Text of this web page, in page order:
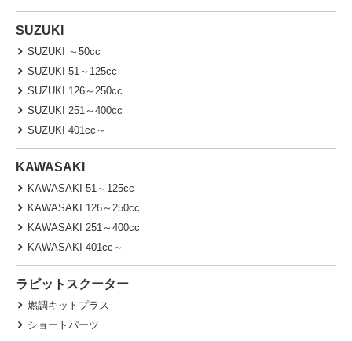
SUZUKI
SUZUKI ～50cc
SUZUKI 51～125cc
SUZUKI 126～250cc
SUZUKI 251～400cc
SUZUKI 401cc～
KAWASAKI
KAWASAKI 51～125cc
KAWASAKI 126～250cc
KAWASAKI 251～400cc
KAWASAKI 401cc～
ラビットスクーター
燃調キットプラス
ショートパーツ